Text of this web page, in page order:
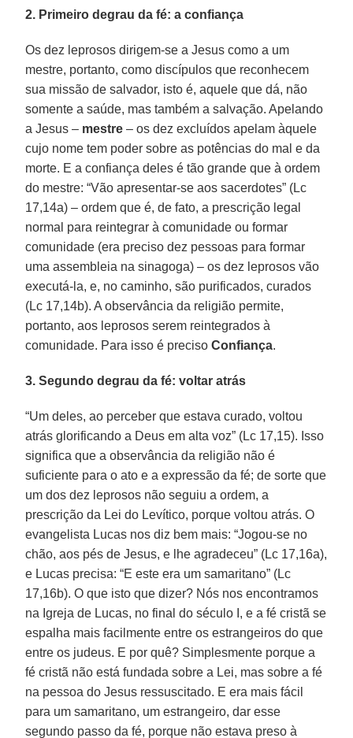
2. Primeiro degrau da fé: a confiança
Os dez leprosos dirigem-se a Jesus como a um
mestre, portanto, como discípulos que reconhecem
sua missão de salvador, isto é, aquele que dá, não
somente a saúde, mas também a salvação. Apelando
a Jesus – mestre – os dez excluídos apelam àquele
cujo nome tem poder sobre as potências do mal e da
morte. E a confiança deles é tão grande que à ordem
do mestre: “Vão apresentar-se aos sacerdotes” (Lc
17,14a) – ordem que é, de fato, a prescrição legal
normal para reintegrar à comunidade ou formar
comunidade (era preciso dez pessoas para formar
uma assembleia na sinagoga) – os dez leprosos vão
executá-la, e, no caminho, são purificados, curados
(Lc 17,14b). A observância da religião permite,
portanto, aos leprosos serem reintegrados à
comunidade. Para isso é precisoConfiança.
3. Segundo degrau da fé: voltar atrás
“Um deles, ao perceber que estava curado, voltou
atrás glorificando a Deus em alta voz” (Lc 17,15). Isso
significa que a observância da religião não é
suficiente para o ato e a expressão da fé; de sorte que
um dos dez leprosos não seguiu a ordem, a
prescrição da Lei do Levítico, porque voltou atrás. O
evangelista Lucas nos diz bem mais: “Jogou-se no
chão, aos pés de Jesus, e lhe agradeceu” (Lc 17,16a),
e Lucas precisa: “E este era um samaritano” (Lc
17,16b). O que isto que dizer? Nós nos encontramos
na Igreja de Lucas, no final do século I, e a fé cristã se
espalha mais facilmente entre os estrangeiros do que
entre os judeus. E por quê? Simplesmente porque a
fé cristã não está fundada sobre a Lei, mas sobre a fé
na pessoa do Jesus ressuscitado. E era mais fácil
para um samaritano, um estrangeiro, dar esse
segundo passo da fé, porque não estava preso à